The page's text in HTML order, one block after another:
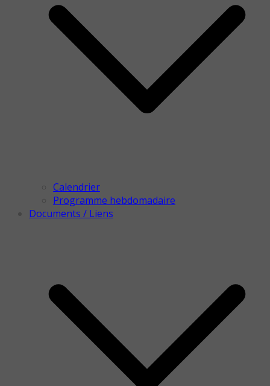
Calendrier
Programme hebdomadaire
Documents / Liens